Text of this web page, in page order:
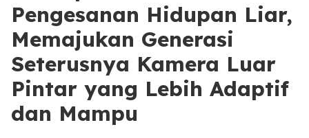
Pengesanan Hidupan Liar,
Memajukan Generasi
Seterusnya Kamera Luar
Pintar yang Lebih Adaptif
dan Mampu